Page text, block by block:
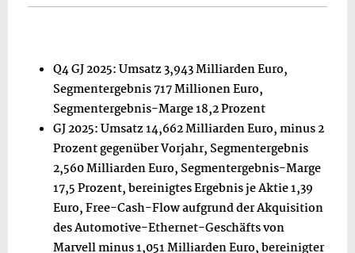
Q4 GJ 2025: Umsatz 3,943 Milliarden Euro,
Segmentergebnis 717 Millionen Euro,
Segmentergebnis-Marge 18,2 Prozent
GJ 2025: Umsatz 14,662 Milliarden Euro, minus 2
Prozent gegenüber Vorjahr, Segmentergebnis
2,560 Milliarden Euro, Segmentergebnis-Marge
17,5 Prozent, bereinigtes Ergebnis je Aktie 1,39
Euro, Free-Cash-Flow aufgrund der Akquisition
des Automotive-Ethernet-Geschäfts von
Marvell minus 1,051Milliarden Euro, bereinigter